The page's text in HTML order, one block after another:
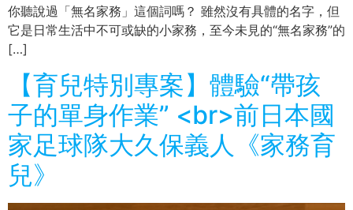
你聽說過「無名家務」這個詞嗎？ 雖然沒有具體的名字，但
它是日常生活中不可或缺的小家務，至今未見的“無名家務”的
[…]
【育兒特別專案】體驗“帶孩
子的單身作業” <br>前日本國
家足球隊大久保義人《家務育
兒》